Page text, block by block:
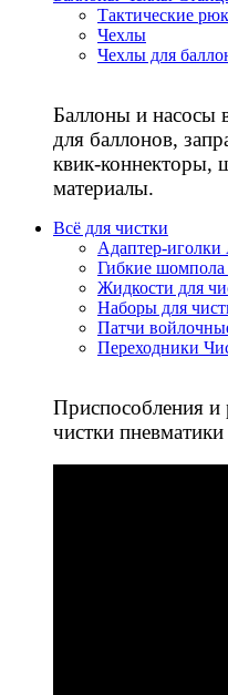
Тактические
Чехлы
Чехлы для
Баллоны и насосы
для баллонов,
квик-коннекторы,
материалы.
Всё для чистки
Адаптер-
Гибкие
Жидкости для
Наборы для
Патчи
Переходники
Приспособления и
чистки пневматики